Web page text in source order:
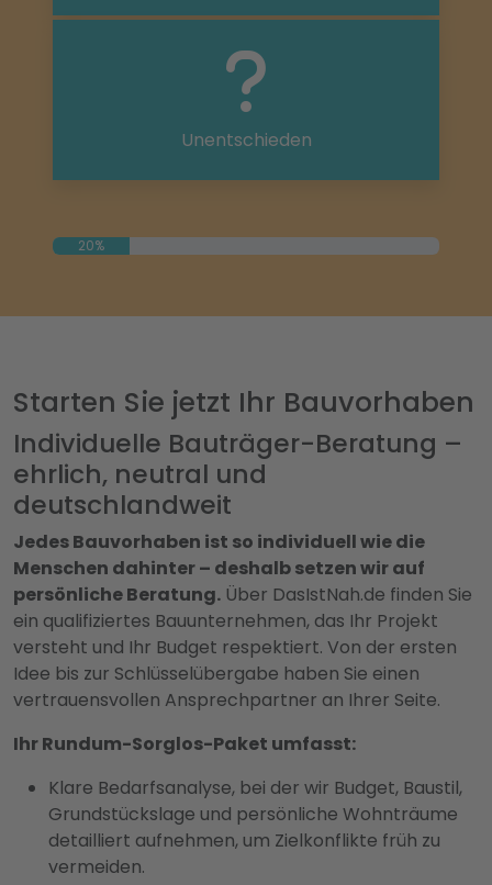
Unentschieden
20%
Starten Sie jetzt Ihr Bauvorhaben
Individuelle Bauträger-Beratung –
ehrlich, neutral und
deutschlandweit
Jedes Bauvorhaben ist so individuell wie die
Menschen dahinter – deshalb setzen wir auf
persönliche Beratung. Über DasIstNah.de finden Sie
ein qualifiziertes Bauunternehmen, das Ihr Projekt
versteht und Ihr Budget respektiert. Von der ersten
Idee bis zur Schlüsselübergabe haben Sie einen
vertrauensvollen Ansprechpartner an Ihrer Seite.
Ihr Rundum-Sorglos-Paket umfasst:
Klare Bedarfsanalyse, bei der wir Budget, Baustil,
Grundstückslage und persönliche Wohnträume
detailliert aufnehmen, um Zielkonflikte früh zu
vermeiden.